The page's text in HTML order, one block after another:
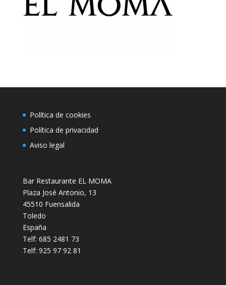
Política de cookies
Política de privacidad
Aviso legal
Bar Restaurante EL MOMA
Plaza José Antonio, 13
45510 Fuensalida
Toledo
España
Telf: 685 2481 73
Telf: 925 97 92 81